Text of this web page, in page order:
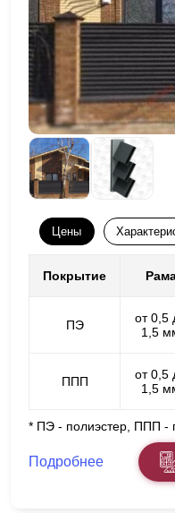
Цены
Покрытие
ПЭ
от 0,5
1,5
ППП
от 0,5
1,5
* ПЭ - полиэстер, ППП -
Подробнее